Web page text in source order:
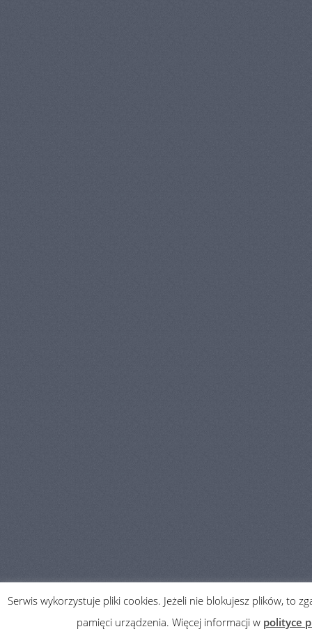
Serwis wykorzystuje pliki cookies. Jeżeli nie blokujesz plików, to
pamięci urządzenia. Więcej informacji w polityce